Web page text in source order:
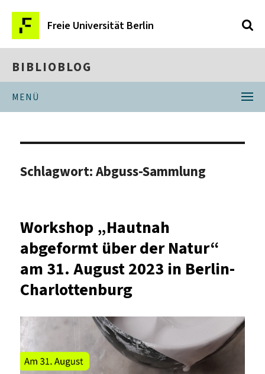
Freie Universität Berlin
BIBLIOBLOG
MENÜ
Schlagwort:Abguss-Sammlung
Workshop „Hautnah
abgeformt über der Natur“
am 31. August 2023 in Berlin-
Charlottenburg